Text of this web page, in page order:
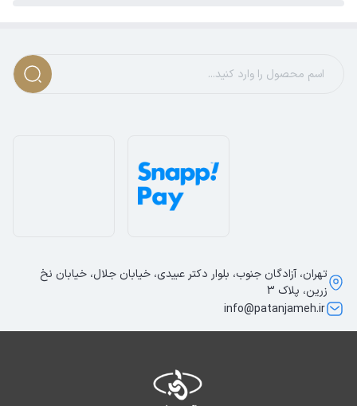
تهران، آزادگان جنوب، بلوار دکتر عبیدی، خیابان جلال، خیابان نخ
زرین، پلاک 3
info@patanjameh.ir